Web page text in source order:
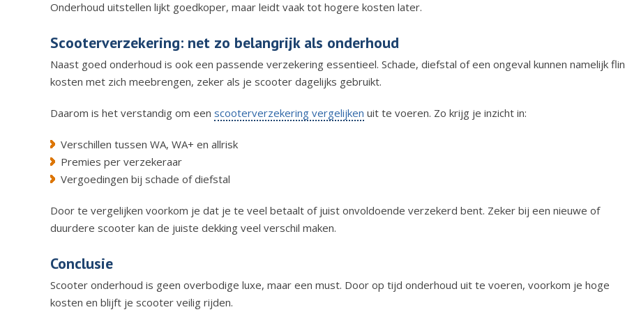
Onderhoud uitstellen lijkt goedkoper, maar leidt vaak tot hogere kosten later.
Scooterverzekering: net zo belangrijk als onderhoud
Naast goed onderhoud is ook een passende verzekering essentieel. Schade, diefstal of een ongeval kunnen namelijk
kosten met zich meebrengen, zeker als je scooter dagelijks gebruikt.
Daarom is het verstandig om een scooterverzekering vergelijken uit te voeren. Zo krijg je inzicht in:
Verschillen tussen WA, WA+ en allrisk
Premies per verzekeraar
Vergoedingen bij schade of diefstal
Door te vergelijken voorkom je dat je te veel betaalt of juist onvoldoende verzekerd bent. Zeker bij een nieuwe of
duurdere scooter kan de juiste dekking veel verschil maken.
Conclusie
Scooter onderhoud is geen overbodige luxe, maar een must. Door op tijd onderhoud uit te voeren, voorkom je hoge
kosten en blijft je scooter veilig rijden.